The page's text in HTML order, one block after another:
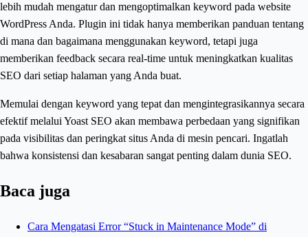
lebih mudah mengatur dan mengoptimalkan keyword pada website
WordPress Anda. Plugin ini tidak hanya memberikan panduan tentang
di mana dan bagaimana menggunakan keyword, tetapi juga
memberikan feedback secara real-time untuk meningkatkan kualitas
SEO dari setiap halaman yang Anda buat.
Memulai dengan keyword yang tepat dan mengintegrasikannya secara
efektif melalui Yoast SEO akan membawa perbedaan yang signifikan
pada visibilitas dan peringkat situs Anda di mesin pencari. Ingatlah
bahwa konsistensi dan kesabaran sangat penting dalam dunia SEO.
Baca juga
Cara Mengatasi Error “Stuck in Maintenance Mode” di